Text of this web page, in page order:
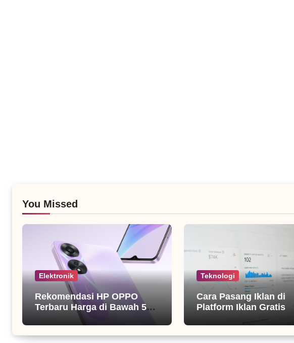
You Missed
Elektronik
Rekomendasi HP OPPO
Terbaru Harga di Bawah 5
Teknologi
Cara Pasang Iklan di
Platform Iklan Gratis